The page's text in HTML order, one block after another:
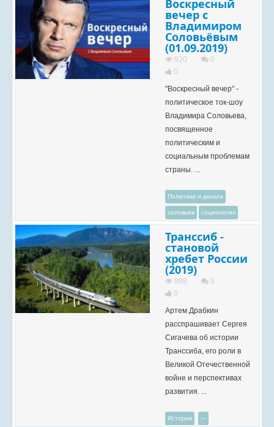
Воскресный
вечер с
Владимиром
Соловьёвым
(01.09.2019)
920
0
0
"Воскресный вечер" -
политическое ток-шоу
Владимира Соловьева,
посвященное
политическим и
социальным проблемам
страны. ...
Политика и деньги
соловьев социология
Транссиб -
становой
хребет России
(2019)
888
0
0
Артем Драбкин
расспрашивает Сергея
Сигачева об истории
Транссиба, его роли в
Великой Отечественной
войне и перспективах
развития. ...
История ---